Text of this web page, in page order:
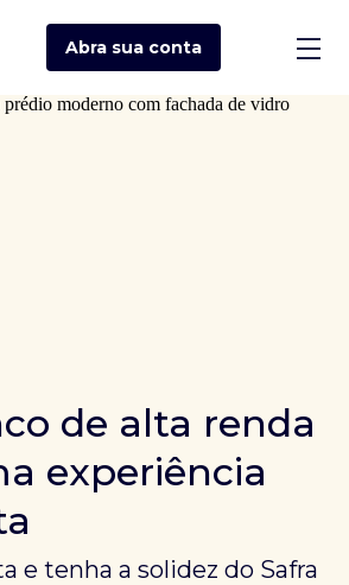
Abra sua conta
de alta renda
experiência
e tenha a solidez do Safra